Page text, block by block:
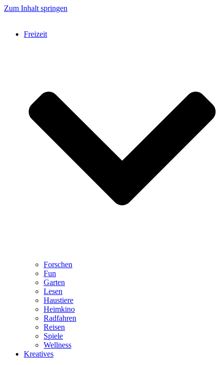
Zum Inhalt springen
Freizeit
Forschen
Fun
Garten
Lesen
Haustiere
Heimkino
Radfahren
Reisen
Spiele
Wellness
Kreatives